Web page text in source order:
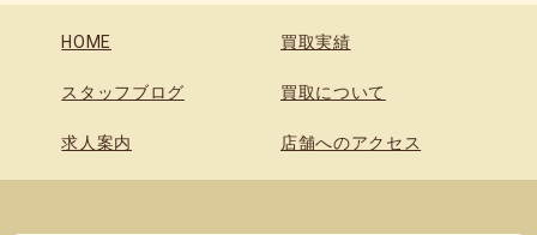
HOME 買取実績
スタッフブログ 買取について
求人案内 店舗へのアクセス